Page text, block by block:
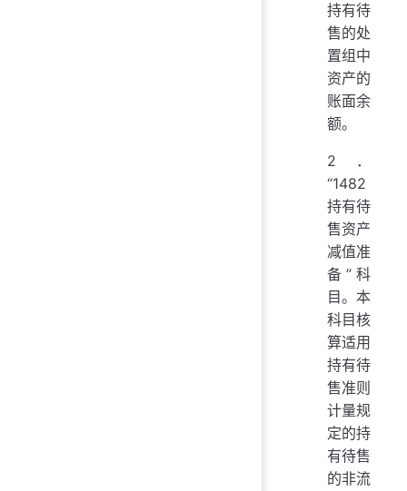
持有待
售的处
置组中
资产的
账面余
额。
2．
“1482
持有待
售资产
减值准
备”科
目。本
科目核
算适用
持有待
售准则
计量规
定的持
有待售
的非流